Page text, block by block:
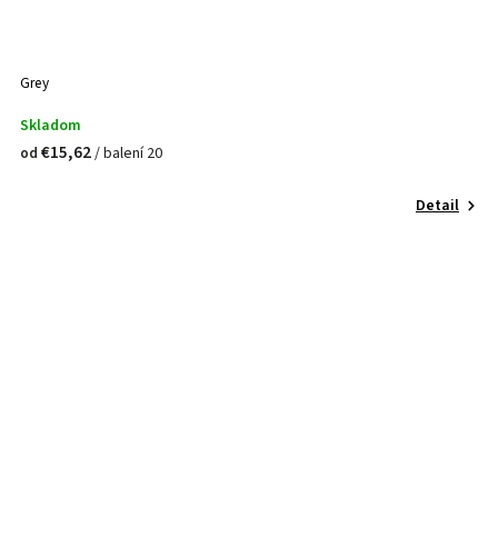
Grey
Skladom
od €15,62/ balení 20
Detail